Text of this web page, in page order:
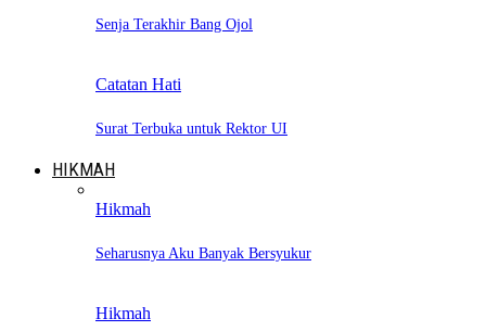
Senja Terakhir Bang Ojol
Catatan Hati
Surat Terbuka untuk Rektor UI
HIKMAH
Hikmah
Seharusnya Aku Banyak Bersyukur
Hikmah